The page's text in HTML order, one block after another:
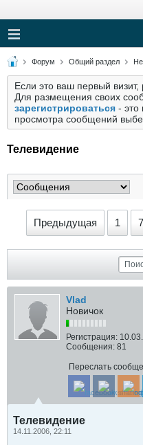
Форум Общий раздел
Если это ваш первый
Для размещения своих
зарегистрироваться - это
просмотра сообщений
Телевидение
Предыдущая 1
Vlad
Новичок
Регистрация:
Сообщения: 81
Переслать
Телевидение
14.11.2006, 22:11